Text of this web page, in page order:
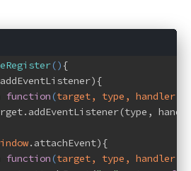
() {
function (target, type, handler
.attachEvent){
function (target, type, handler